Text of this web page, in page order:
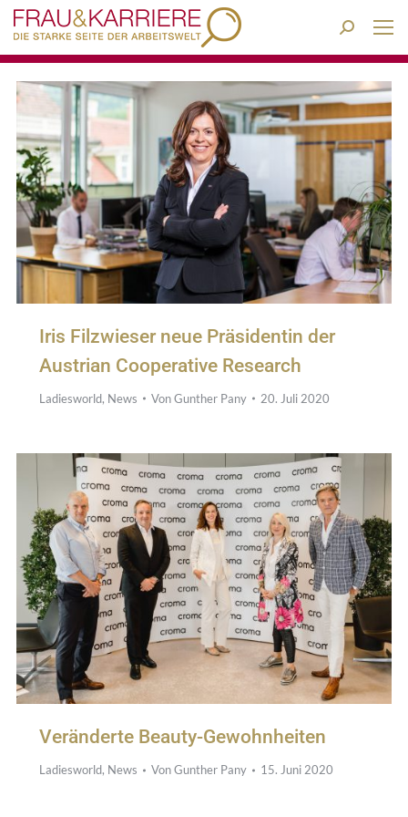
Search:
Iris Filzwieser neue Präsidentin der
Austrian Cooperative Research
Ladiesworld, News VonGunther Pany 20. Juli 2020
Veränderte Beauty-Gewohnheiten
Ladiesworld, News VonGunther Pany 15. Juni 2020